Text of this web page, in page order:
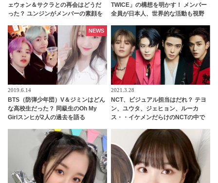
ェウォン＆サクラとの再会はどうだ
った？ ユンジンがメンバーの素顔を
TWICE」の構想を明かす！ メンバー
全員が日本人、世界的な活動も視野
2019.6.14
BTS（防弾少年団）V＆ジミンはどん
な高校生だった？ 同級生のOh My
Girlスンヒが2人の過去を語る
NEWS
2021.3.28
NCT、ビジュアル担当はだれ？ テヨ
ン、ユウタ、ジェヒョン、ルーカ
ス・・イケメンだらけのNCTの中で
の１位に輝いたのは？